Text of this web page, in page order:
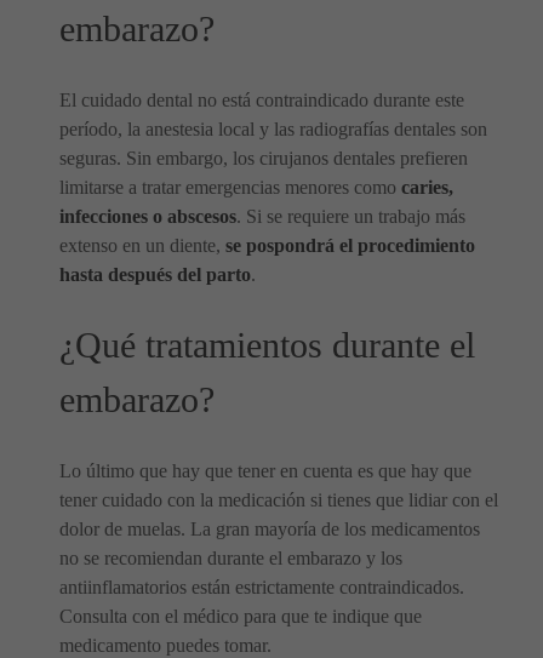
embarazo?
El cuidado dental no está contraindicado durante este
período, la anestesia local y las radiografías dentales son
seguras. Sin embargo, los cirujanos dentales prefieren
limitarse a tratar emergencias menores como caries,
infecciones o abscesos. Si se requiere un trabajo más
extenso en un diente, se pospondrá el procedimiento
hasta después del parto.
¿Qué tratamientos durante el
embarazo?
Lo último que hay que tener en cuenta es que hay que
tener cuidado con la medicación si tienes que lidiar con el
dolor de muelas. La gran mayoría de los medicamentos
no se recomiendan durante el embarazo y los
antiinflamatorios están estrictamente contraindicados.
Consulta con el médico para que te indique que
medicamento puedes tomar.